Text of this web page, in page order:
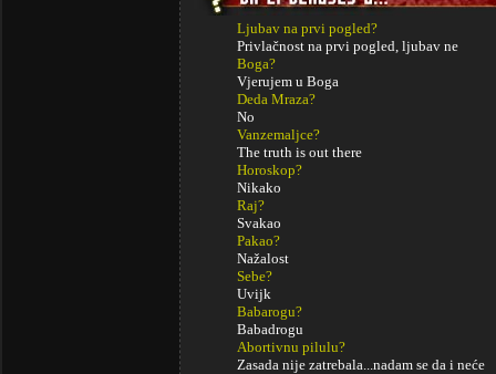
Ljubav na prvi pogled?
Privlačnost na prvi pogled, ljubav ne
Boga?
Vjerujem u Boga
Deda Mraza?
No
Vanzemaljce?
The truth is out there
Horoskop?
Nikako
Raj?
Svakao
Pakao?
Nažalost
Sebe?
Uvijk
Babarogu?
Babadrogu
Abortivnu pilulu?
Zasada nije zatrebala...nadam se da i neće